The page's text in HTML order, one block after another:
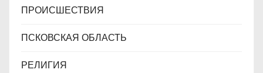
ПРОИСШЕСТВИЯ
ПСКОВСКАЯ ОБЛАСТЬ
РЕЛИГИЯ